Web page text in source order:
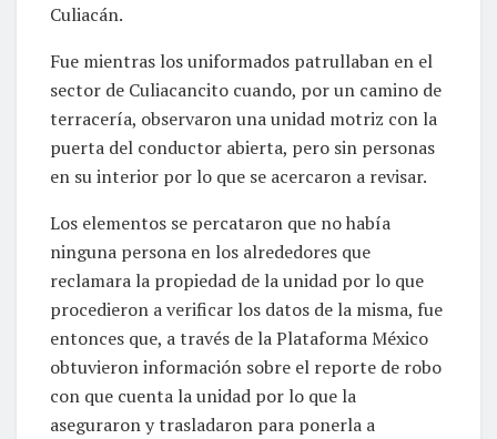
Culiacán.
Fue mientras los uniformados patrullaban en el
sector de Culiacancito cuando, por un camino de
terracería, observaron una unidad motriz con la
puerta del conductor abierta, pero sin personas
en su interior por lo que se acercaron a revisar.
Los elementos se percataron que no había
ninguna persona en los alrededores que
reclamara la propiedad de la unidad por lo que
procedieron a verificar los datos de la misma, fue
entonces que, a través de la Plataforma México
obtuvieron información sobre el reporte de robo
con que cuenta la unidad por lo que la
aseguraron y trasladaron para ponerla a